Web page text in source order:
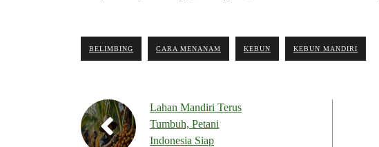
BELIMBING CARA MENANAM KEBUN KEBUN MANDIRI
Lahan Mandiri Terus
Tumbuh, Petani
Indonesia Siap